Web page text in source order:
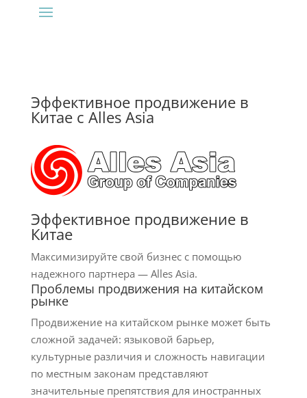
Эффективное продвижение в
Китае с Alles Asia
Эффективное продвижение в
Китае
Максимизируйте свой бизнес с помощью
надежного партнера — Alles Asia.
Проблемы продвижения на китайском
рынке
Продвижение на китайском рынке может быть
сложной задачей: языковой барьер,
культурные различия и сложность навигации
по местным законам представляют
значительные препятствия для иностранных